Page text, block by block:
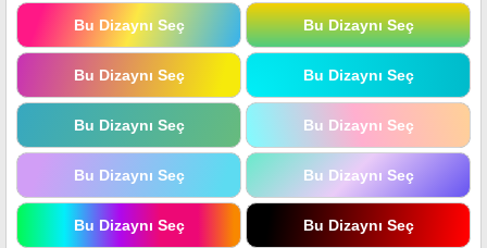
Bu Dizaynı Seç Bu Dizaynı Seç
Bu Dizaynı Seç Bu Dizaynı Seç
Bu Dizaynı Seç Bu Dizaynı Seç
Bu Dizaynı Seç Bu Dizaynı Seç
Bu Dizaynı Seç Bu Dizaynı Seç